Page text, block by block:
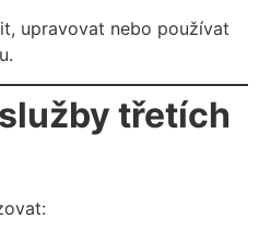
upravovat nebo používat
třetích